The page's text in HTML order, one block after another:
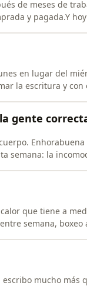
de meses de
y pagada.Y
en lugar del
la escritura y con
gente
semana: la
que tiene a
semana, boxeo
mucho más